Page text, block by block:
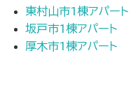
東村山市1棟アパート
坂戸市1棟アパート
厚木市1棟アパート